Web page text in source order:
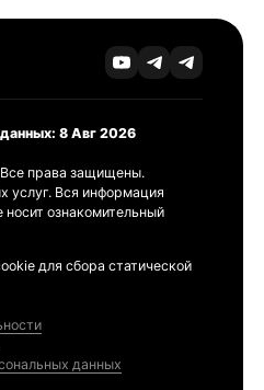
8 Авг 2026
права защищены.
услуг. Вся информация
носит ознакомительный
для сбора статической
данных